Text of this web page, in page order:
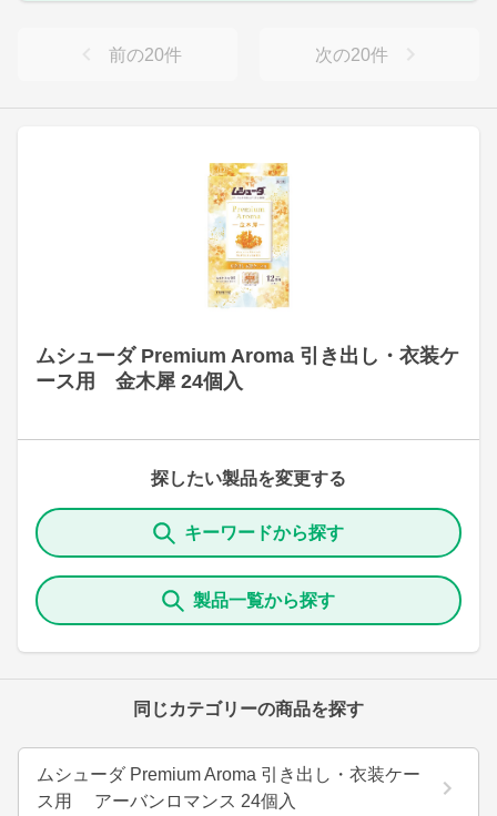
ムシューダ Premium Aroma 引き出し・衣装ケ
ース用 金木犀 24個入
探したい製品を変更する
キーワードから探す
製品一覧から探す
同じカテゴリーの商品を探す
ムシューダ Premium Aroma 引き出し・衣装ケー
ス用 アーバンロマンス 24個入
前の20件 次の20件